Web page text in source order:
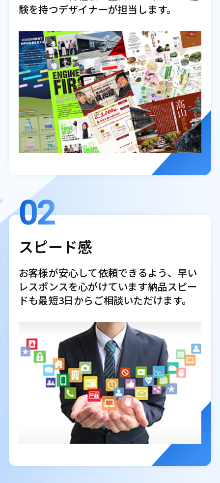
験を持つデザイナーが担当します。
02
スピード感
お客様が安心して依頼できるよう、早い
レスポンスを心がけています納品スピー
ドも最短3日からご相談いただけます。